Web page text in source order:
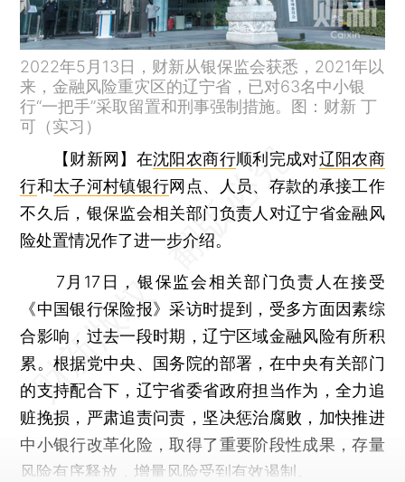
2022年5月13日，财新从银保监会获悉，2021年以
来，金融风险重灾区的辽宁省，已对63名中小银
行“一把手”采取留置和刑事强制措施。图：财新 丁
可（实习）
【财新网】 在沈阳农商行顺利完成对辽阳农商
行和太子河村镇银行网点、人员、存款的承接工作
不久后，银保监会相关部门负责人对辽宁省金融风
险处置情况作了进一步介绍。
7月17日，银保监会相关部门负责人在接受
《中国银行保险报》采访时提到，受多方面因素综
合影响，过去一段时期，辽宁区域金融风险有所积
累。根据党中央、国务院的部署，在中央有关部门
的支持配合下，辽宁省委省政府担当作为，全力追
赃挽损，严肃追责问责，坚决惩治腐败，加快推进
中小银行改革化险，取得了重要阶段性成果，存量
风险有序释放，增量风险受到有效遏制。